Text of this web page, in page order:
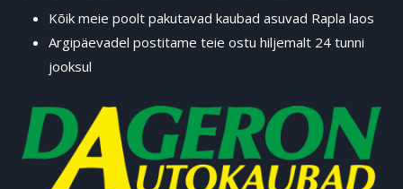
Kõik meie poolt pakutavad kaubad asuvad Rapla laos
Argipäevadel postitame teie ostu hiljemalt 24 tunni
jooksul